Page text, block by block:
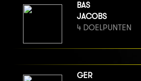
BAS
JACOBS
4 DOELPUNTEN
GER